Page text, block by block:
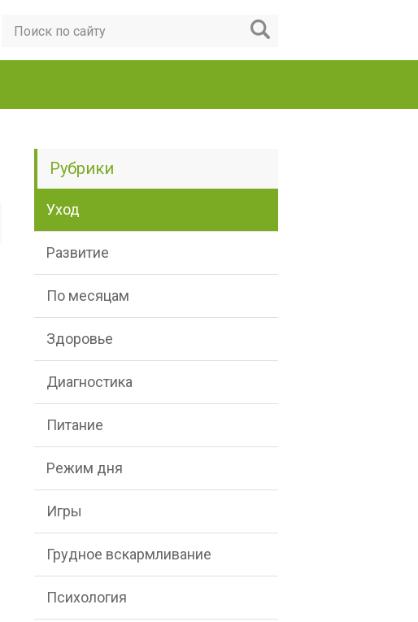
Рубрики
Уход
Развитие
По месяцам
Здоровье
Диагностика
Питание
Режим дня
Игры
Грудное вскармливание
Психология